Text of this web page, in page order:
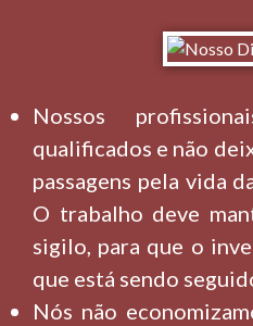
Nossos
qualificados e não
passagens pela vida
O trabalho deve
sigilo, para que o
que está sendo
Nós não